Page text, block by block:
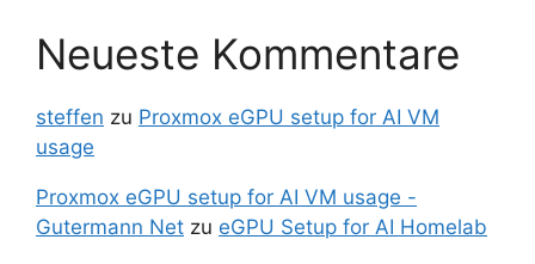
Neueste Kommentare
steffen zu Proxmox eGPU setup for AI VM
usage
Proxmox eGPU setup for AI VM usage -
Gutermann Net zu eGPU Setup for AI Homelab